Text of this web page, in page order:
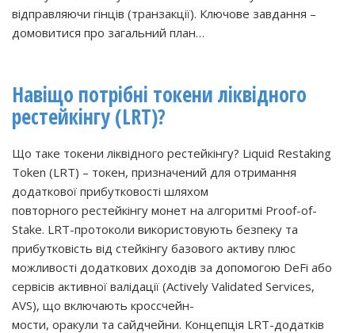
відправляючи гінців (транзакції). Ключове завдання –
домовитися про загальний план…
Навіщо потрібні токени ліквідного
рестейкінгу (LRT)?
Що таке токени ліквідного рестейкінгу? Liquid Restaking
Token (LRT) – токен, призначений для отримання
додаткової прибутковості шляхом
повторного рестейкінгу монет на алгоритмі Proof-of-
Stake. LRT-протоколи використовують безпеку та
прибутковість від стейкінгу базового активу плюс
можливості додаткових доходів за допомогою DeFi або
сервісів активної валідації (Actively Validated Services,
AVS), що включають кроссчейн-
мости, оракули та сайдчейни. Концепція LRT-додатків